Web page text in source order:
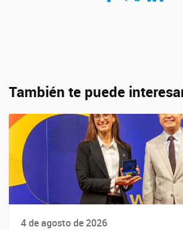
También te puede
4 de agosto de 2026